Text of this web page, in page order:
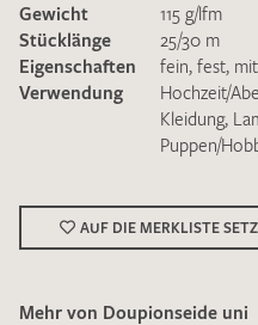
Ich bin damit
zur Beantwortung meiner
Die
genommen und
Gewicht
115 g/lfm
Stücklänge
25/30 m
Eigenschaften
fein, fest,
Verwendung
Hochzeit/
Kleidung,
Puppen/
AUF DIE MERKLISTE
Mehr von Doupionseide uni